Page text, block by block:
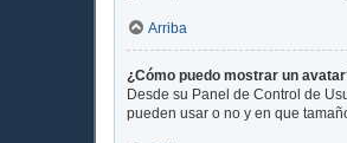
Arriba
¿Cómo puedo mostrar un
Desde su Panel de Control de
pueden usar o no y en que